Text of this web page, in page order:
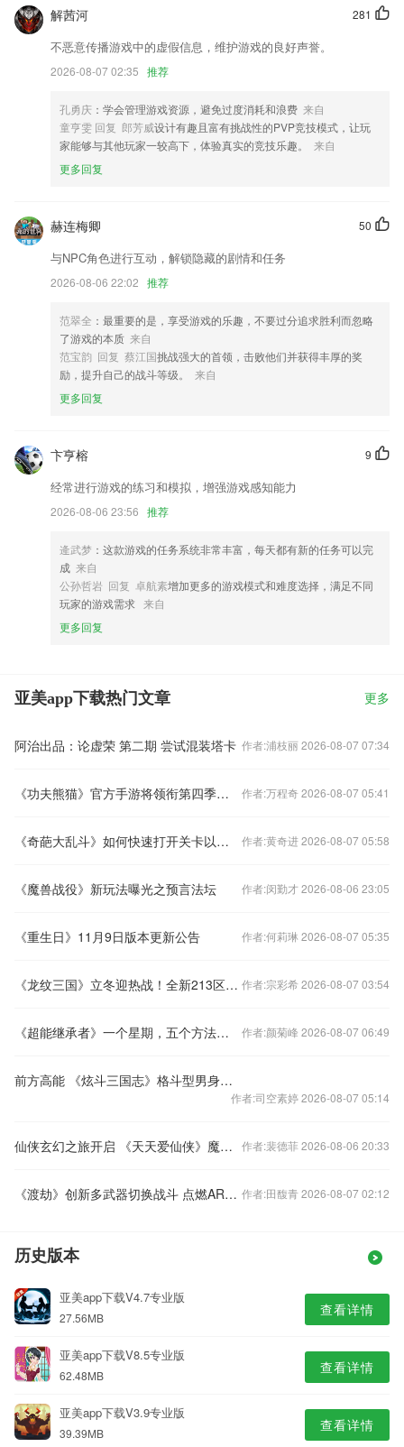
2．优化消息通知
简化任务流程，关键节点操作更加便捷
解决部分相机出现的自动旋转出错的问题。
加快反应速度
个性化自助找书，多种查找方式，满足你的口味。
进行打分评论，说出您的使用经历，以帮助我们更好的对产品进行优化修
改。
281
解茜河
不恶意传播游戏中的虚假信息，维护游戏的良好声誉。
2026-08-07 02:35 推荐
孔勇庆 ：学会管理游戏资源，避免过度消耗和浪费 来自
童亨雯 回复 郎芳威设计有趣且富有挑战性的PVP竞技模式，让玩
家能够与其他玩家一较高下，体验真实的竞技乐趣。
来自
更多回复
50
赫连梅卿
与NPC角色进行互动，解锁隐藏的剧情和任务
2026-08-06 22:02 推荐
范翠全 ：最重要的是，享受游戏的乐趣，不要过分追求胜利而忽略
了游戏的本质 来自
范宝韵 回复 蔡江国挑战强大的首领，击败他们并获得丰厚的奖
励，提升自己的战斗等级。
来自
更多回复
9
卞亨榕
经常进行游戏的练习和模拟，增强游戏感知能力
2026-08-06 23:56 推荐
逄武梦 ：这款游戏的任务系统非常丰富，每天都有新的任务可以完
成 来自
公孙哲岩 回复 卓航素增加更多的游戏模式和难度选择，满足不同
玩家的游戏需求 来自
更多回复
亚美app下载热门文章 更多
阿治出品：论虚荣 第二期 尝试混装塔卡 作者:浦枝丽 2026-08-07 07:34
《功夫熊猫》官方手游将领衔第四季度移动手游大作 作者:万程奇 2026-08-07 05:41
《奇葩大乱斗》如何快速打开关卡以及提升战力？ 作者:黄奇进 2026-08-07 05:58
《魔兽战役》新玩法曝光之预言法坛 作者:闵勤才 2026-08-06 23:05
《重生日》11月9日版本更新公告 作者:何莉琳 2026-08-07 05:35
《龙纹三国》立冬迎热战！全新213区开启 作者:宗彩希 2026-08-07 03:54
《超能继承者》一个星期，五个方法，实现多年梦想 作者:颜菊峰 2026-08-07 06:49
前方高能 《炫斗三国志》格斗型男身材大比拼
作者:司空素婷 2026-08-07 05:14
仙侠玄幻之旅开启 《天天爱仙侠》魔卡系统首曝 作者:裴德菲 2026-08-06 20:33
《渡劫》创新多武器切换战斗 点燃ARPG新高潮 作者:田馥青 2026-08-07 02:12
历史版本
亚美app下载V4.7专业版
27.56MB 查看详情
亚美app下载V8.5专业版
62.48MB 查看详情
亚美app下载V3.9专业版
39.39MB 查看详情